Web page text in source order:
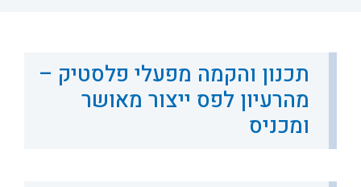
תכנון והקמה מפעלי פלסטיק –
מהרעיון לפס ייצור מאושר
ומכניס